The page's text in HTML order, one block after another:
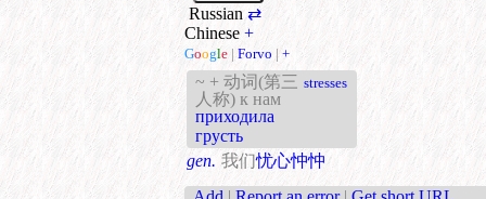
Russian ⇄
Chinese +
Google | Forvo | +
~ + 动词(第三
人称) к нам
приходила
грусть
stresses
gen. 我们忧心忡忡